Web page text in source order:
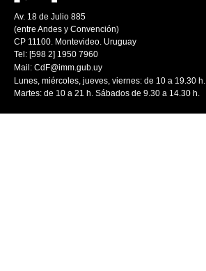
Av. 18 de Julio 885
(entre Andes y Convención)
CP 11100. Montevideo. Uruguay
Tel: [598 2] 1950 7960
Mail: CdF@imm.gub.uy
Lunes, miércoles, jueves, viernes: de 10 a 19.30 h.
Martes: de 10 a 21 h. Sábados de 9.30 a 14.30 h.